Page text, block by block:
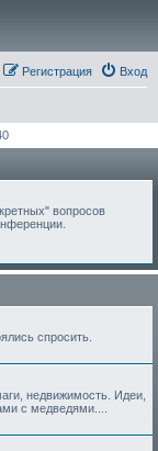
Вход
Регистрация
вопросов
спросить.
недвижимость. Идеи,
с медведями....